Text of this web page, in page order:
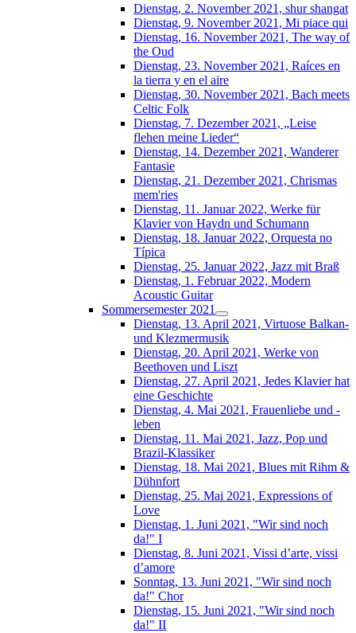
Dienstag, 2. November 2021, shur shangat
Dienstag, 9. November 2021, Mi piace qui
Dienstag, 16. November 2021, The way of
the Oud
Dienstag, 23. November 2021, Raíces en
la tierra y en el aire
Dienstag, 30. November 2021, Bach meets
Celtic Folk
Dienstag, 7. Dezember 2021, „Leise
flehen meine Lieder“
Dienstag, 14. Dezember 2021, Wanderer
Fantasie
Dienstag, 21. Dezember 2021, Chrismas
mem'ries
Dienstag, 11. Januar 2022, Werke für
Klavier von Haydn und Schumann
Dienstag, 18. Januar 2022, Orquesta no
Típica
Dienstag, 25. Januar 2022, Jazz mit Braß
Dienstag, 1. Februar 2022, Modern
Acoustic Guitar
Sommersemester 2021
Dienstag, 13. April 2021, Virtuose Balkan-
und Klezmermusik
Dienstag, 20. April 2021, Werke von
Beethoven und Liszt
Dienstag, 27. April 2021, Jedes Klavier hat
eine Geschichte
Dienstag, 4. Mai 2021, Frauenliebe und -
leben
Dienstag, 11. Mai 2021, Jazz, Pop und
Brazil-Klassiker
Dienstag, 18. Mai 2021, Blues mit Rihm &
Dühnfort
Dienstag, 25. Mai 2021, Expressions of
Love
Dienstag, 1. Juni 2021, "Wir sind noch
da!" I
Dienstag, 8. Juni 2021, Vissi d’arte, vissi
d’amore
Sonntag, 13. Juni 2021, "Wir sind noch
da!" Chor
Dienstag, 15. Juni 2021, "Wir sind noch
da!" II